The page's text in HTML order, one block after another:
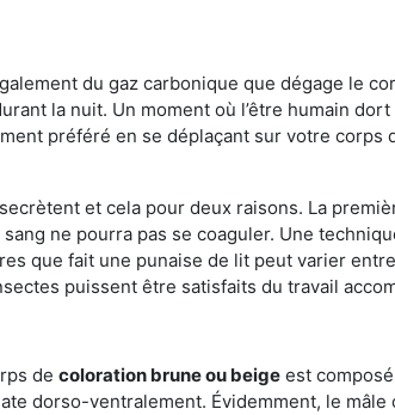
du gaz carbonique que dégage le
la nuit. Un moment où l’être humain
préféré en se déplaçant sur votre corps
et cela pour deux raisons. La
ne pourra pas se coaguler. Une
que fait une punaise de lit peut varier
puissent être satisfaits du travail
de coloration brune ou beige est
dorso-ventralement. Évidemment, le mâle